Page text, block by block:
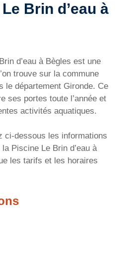
Brin d’eau à
d’eau à Bègles est une
trouve sur la commune
le département Gironde. Ce
ses portes toute l’année et
activités aquatiques.
ci-dessous les informations
Piscine Le Brin d’eau à
les tarifs et les horaires